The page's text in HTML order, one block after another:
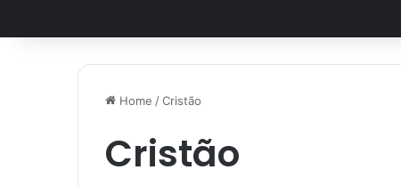
Home /Cristão
Cristão